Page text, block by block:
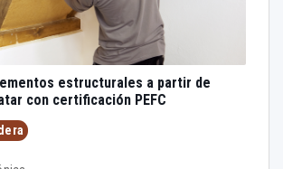
estructurales a partir de
con certificación PEFC